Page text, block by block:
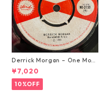
Derrick Morgan – One Morn
ing In May【7-21653】
¥7,020
10%OFF